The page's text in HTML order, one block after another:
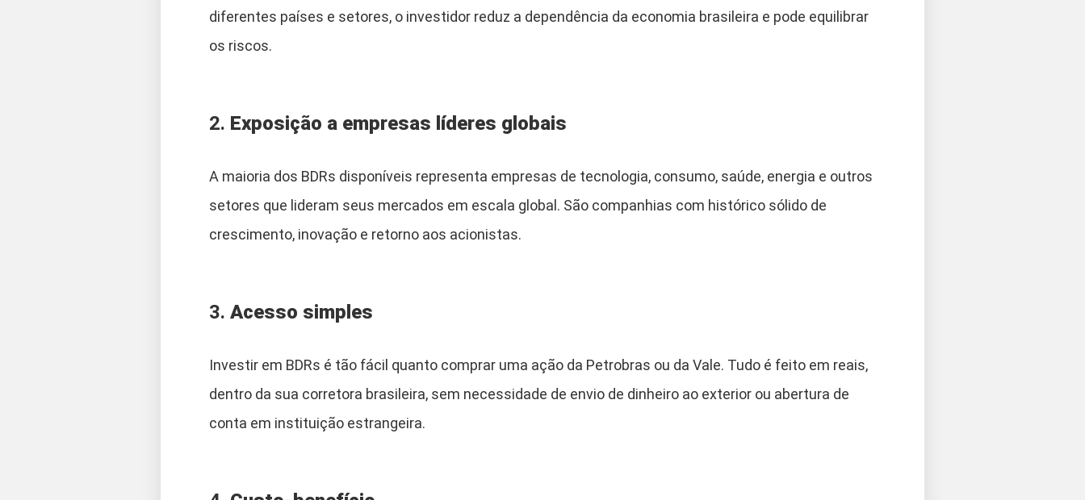
diferentes países e setores, o investidor reduz a dependência da economia brasileira e pode equilibrar
os riscos.
2. Exposição a empresas líderes globais
A maioria dos BDRs disponíveis representa empresas de tecnologia, consumo, saúde, energia e outros
setores que lideram seus mercados em escala global. São companhias com histórico sólido de
crescimento, inovação e retorno aos acionistas.
3. Acesso simples
Investir em BDRs é tão fácil quanto comprar uma ação da Petrobras ou da Vale. Tudo é feito em reais,
dentro da sua corretora brasileira, sem necessidade de envio de dinheiro ao exterior ou abertura de
conta em instituição estrangeira.